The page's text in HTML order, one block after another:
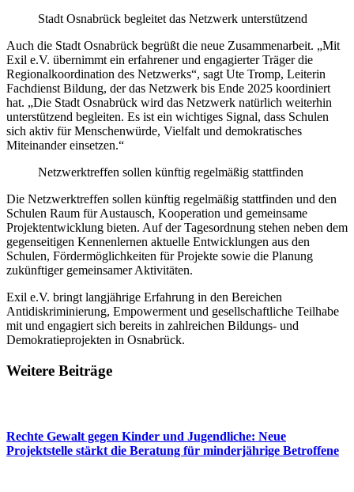
Stadt Osnabrück begleitet das Netzwerk unterstützend
Auch die Stadt Osnabrück begrüßt die neue Zusammenarbeit. „Mit
Exil e.V. übernimmt ein erfahrener und engagierter Träger die
Regionalkoordination des Netzwerks“, sagt Ute Tromp, Leiterin
Fachdienst Bildung, der das Netzwerk bis Ende 2025 koordiniert
hat. „Die Stadt Osnabrück wird das Netzwerk natürlich weiterhin
unterstützend begleiten. Es ist ein wichtiges Signal, dass Schulen
sich aktiv für Menschenwürde, Vielfalt und demokratisches
Miteinander einsetzen.“
Netzwerktreffen sollen künftig regelmäßig stattfinden
Die Netzwerktreffen sollen künftig regelmäßig stattfinden und den
Schulen Raum für Austausch, Kooperation und gemeinsame
Projektentwicklung bieten. Auf der Tagesordnung stehen neben dem
gegenseitigen Kennenlernen aktuelle Entwicklungen aus den
Schulen, Fördermöglichkeiten für Projekte sowie die Planung
zukünftiger gemeinsamer Aktivitäten.
Exil e.V. bringt langjährige Erfahrung in den Bereichen
Antidiskriminierung, Empowerment und gesellschaftliche Teilhabe
mit und engagiert sich bereits in zahlreichen Bildungs- und
Demokratieprojekten in Osnabrück.
Weitere Beiträge
Rechte Gewalt gegen Kinder und Jugendliche: Neue
Projektstelle stärkt die Beratung für minderjährige Betroffene